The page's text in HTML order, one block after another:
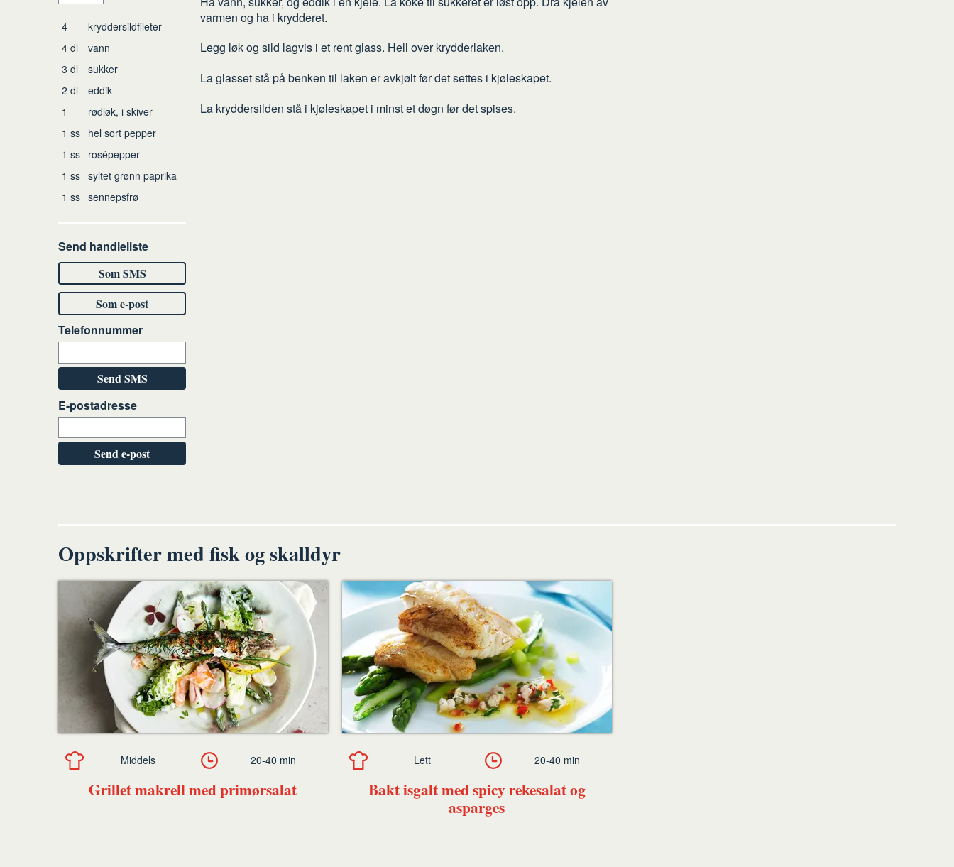
Ingredienser
4
kryddersildfileter
4 dl
vann
3 dl
sukker
2 dl
eddik
1
rødløk, i skiver
1 ss hel sort pepper
1 ss rosépepper
1 ss syltet grønn paprika
1 ss sennepsfrø
Send handleliste
Som SMS
Som e-post
Telefonnummer
Send SMS
E-postadresse
Send e-post
du
varmen og ha i krydderet.
Legg løk og sild lagvis i et rent glass. Hell over krydderlaken.
La glasset stå på benken til laken er avkjølt før det settes i kjøleskapet.
La kryddersilden stå i kjøleskapet i minst et døgn før det spises.
Oppskrifter med fisk og skalldyr
Grillet makrell med primørsalat
Middels 20-40 min
Bakt isgalt med spicy rekesalat og
asparges
Lett 20-40 min